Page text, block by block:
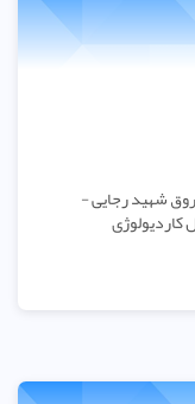
شهید رجایی -